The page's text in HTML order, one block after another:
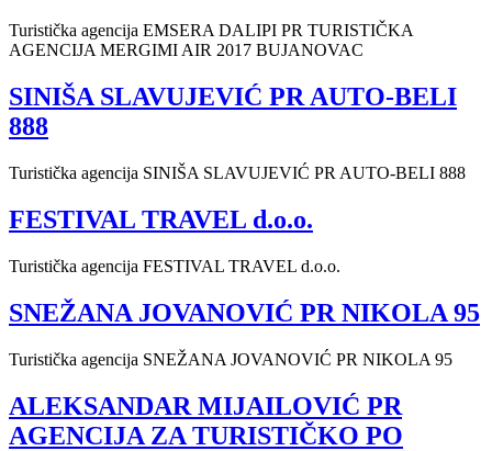
Turistička agencija EMSERA DALIPI PR TURISTIČKA
AGENCIJA MERGIMI AIR 2017 BUJANOVAC
SINIŠA SLAVUJEVIĆ PR AUTO-BELI
888
Turistička agencija SINIŠA SLAVUJEVIĆ PR AUTO-BELI 888
FESTIVAL TRAVEL d.o.o.
Turistička agencija FESTIVAL TRAVEL d.o.o.
SNEŽANA JOVANOVIĆ PR NIKOLA 95
Turistička agencija SNEŽANA JOVANOVIĆ PR NIKOLA 95
ALEKSANDAR MIJAILOVIĆ PR
AGENCIJA ZA TURISTIČKO PO